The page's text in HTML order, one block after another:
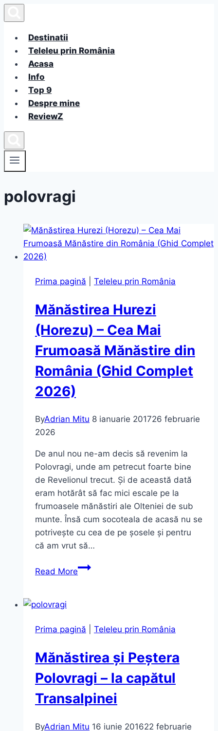
to
contentDestinatii
Teleleu prin România
Acasa
Info
Top 9
Despre mine
ReviewZ
polovragi
Prima pagină Teleleu prin România
Mănăstirea Hurezi
(Horezu) – Cea Mai
Frumoasă Mănăstire din
România (Ghid Complet
2026)
ByAdrian Mitu 8 ianuarie 201726 februarie
2026
De anul nou ne-am decis să revenim la
Polovragi, unde am petrecut foarte bine
de Revelionul trecut. Și de această dată
eram hotărât să fac mici escale pe la
frumoasele mănăstiri ale Olteniei de sub
munte. Însă cum socoteala de acasă nu se
potrivește cu cea de pe șosele și pentru
că am vrut să…
Read MoreMănăstirea
Mai
Mănăstire
România
(Ghid
2026)
Prima pagină Teleleu prin România
Mănăstirea și Peștera
Polovragi – la capătul
Transalpinei
ByAdrian Mitu 16 iunie 201622 februarie